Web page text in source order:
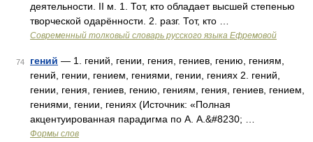
деятельности. II м. 1. Тот, кто обладает высшей степенью
творческой одарённости. 2. разг. Тот, кто …
Современный толковый словарь русского языка Ефремовой
74 гений — 1. гений, гении, гения, гениев, гению, гениям,
гений, гении, гением, гениями, гении, гениях 2. гений,
гении, гения, гениев, гению, гениям, гения, гениев, гением,
гениями, гении, гениях (Источник: «Полная
акцентуированная парадигма по А. А.&#8230; …
Формы слов